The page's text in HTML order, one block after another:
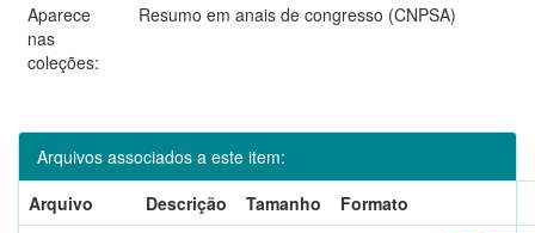
Aparece
nas
coleções:
Resumo em anais de congresso (CNPSA)
Arquivos associados a este item:
Arquivo
Descrição Tamanho
Formato